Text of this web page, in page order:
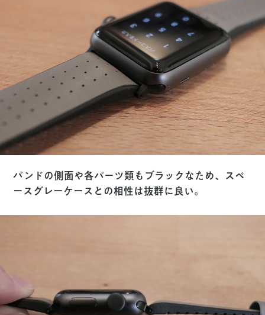
バンドの側面や各パーツ類もブラックなため、スペ
ースグレーケースとの相性は抜群に良い。